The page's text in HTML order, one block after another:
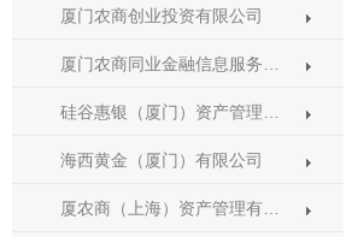
厦门农商创业投资有限公司
厦门农商同业金融信息服务…
硅谷惠银（厦门）资产管理…
海西黄金（厦门）有限公司
厦农商（上海）资产管理有…